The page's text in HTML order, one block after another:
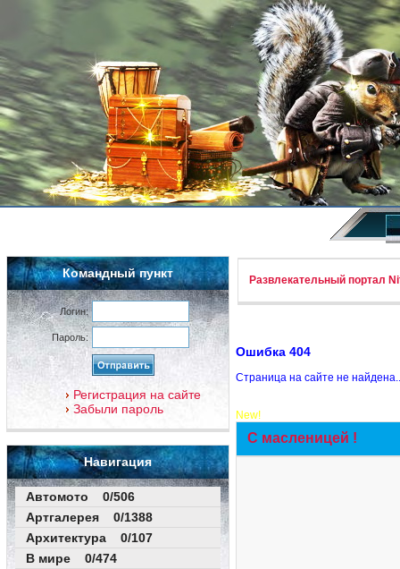
Командный пункт
Логин:
Пароль:
Регистрация на сайте
Забыли пароль
Навигация
Автомото 0/506
Артгалерея 0/1388
Архитектура 0/107
В мире 0/474
Развлекательный портал
Ошибка 404
Страница на сайте не
New!
С масленицей !